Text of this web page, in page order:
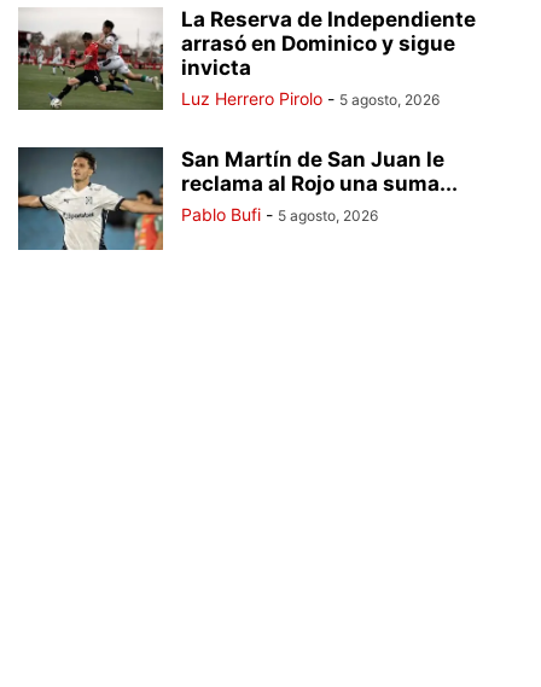
La Reserva de Independiente
arrasó en Dominico y sigue
invicta
Luz Herrero Pirolo - 5 agosto, 2026
San Martín de San Juan le
reclama al Rojo una suma...
Pablo Bufi - 5 agosto, 2026